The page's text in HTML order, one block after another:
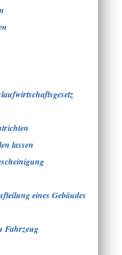
lassen
eines Gebäudes
Fahrzeug